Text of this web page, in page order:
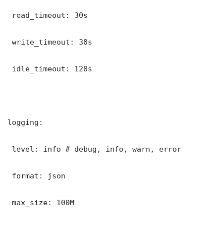
read_timeout: 30s
write_timeout: 30s
idle_timeout: 120s
logging:
level: info # debug, info, warn, error
format: json
max_size: 100M